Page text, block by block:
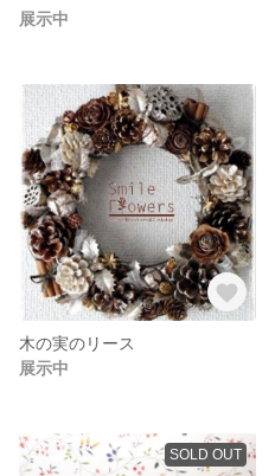
展示中
木の実のリース
展示中
SOLD OUT